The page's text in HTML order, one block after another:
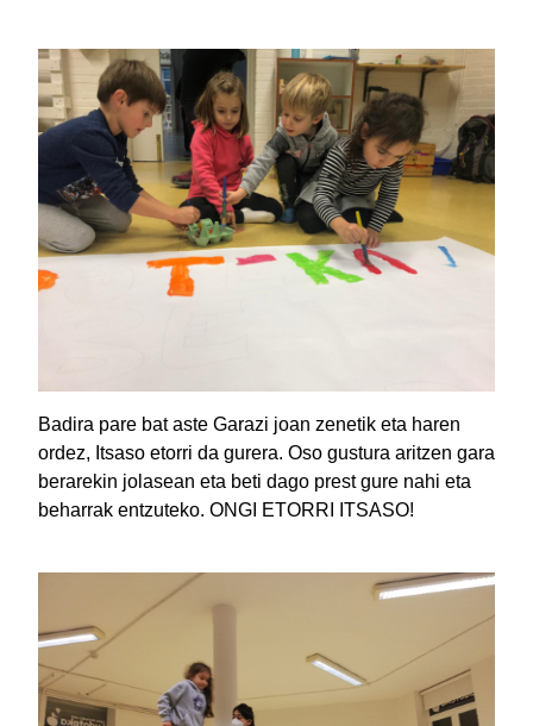
Badira pare bat aste Garazi joan zenetik eta haren
ordez, Itsaso etorri da gurera. Oso gustura aritzen gara
berarekin jolasean eta beti dago prest gure nahi eta
beharrak entzuteko. ONGI ETORRI ITSASO!